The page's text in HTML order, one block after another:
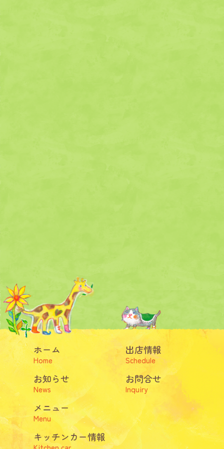
ホーム
Home
出店情報
Schedule
お知らせ
News
お問合せ
Inquiry
メニュー
Menu
キッチンカー情報